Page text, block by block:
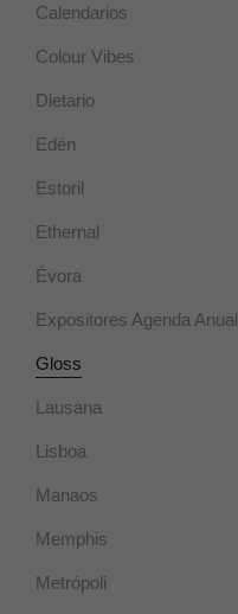
Calendarios
Colour Vibes
Dietario
Edén
Estoril
Ethernal
Évora
Expositores Agenda Anual
Gloss
Lausana
Lisboa
Manaos
Memphis
Metrópoli